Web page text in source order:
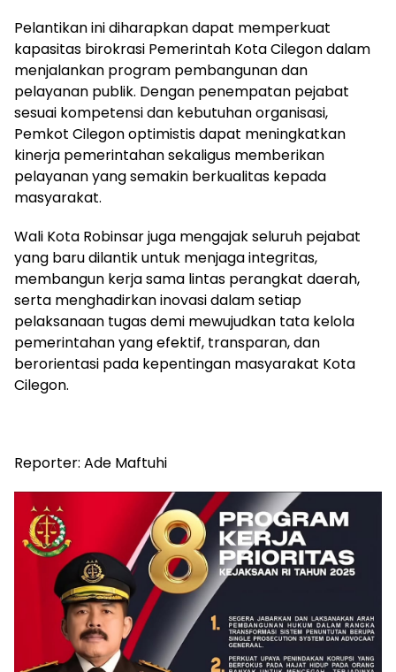
Pelantikan ini diharapkan dapat memperkuat
kapasitas birokrasi Pemerintah Kota Cilegon dalam
menjalankan program pembangunan dan
pelayanan publik. Dengan penempatan pejabat
sesuai kompetensi dan kebutuhan organisasi,
Pemkot Cilegon optimistis dapat meningkatkan
kinerja pemerintahan sekaligus memberikan
pelayanan yang semakin berkualitas kepada
masyarakat.
Wali Kota Robinsar juga mengajak seluruh pejabat
yang baru dilantik untuk menjaga integritas,
membangun kerja sama lintas perangkat daerah,
serta menghadirkan inovasi dalam setiap
pelaksanaan tugas demi mewujudkan tata kelola
pemerintahan yang efektif, transparan, dan
berorientasi pada kepentingan masyarakat Kota
Cilegon.
Reporter: Ade Maftuhi